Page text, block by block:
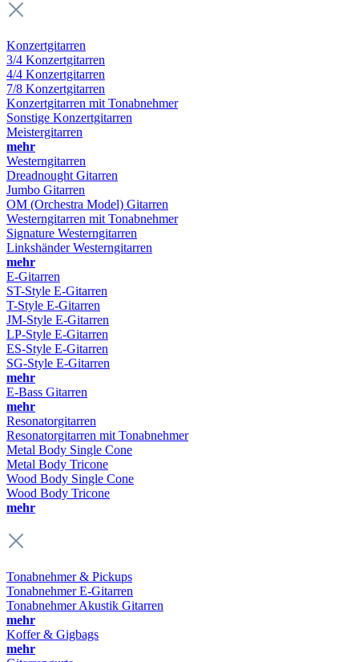
Konzertgitarren
3/4 Konzertgitarren
4/4 Konzertgitarren
7/8 Konzertgitarren
Konzertgitarren mit Tonabnehmer
Sonstige Konzertgitarren
Meistergitarren
mehr
Westerngitarren
Dreadnought Gitarren
Jumbo Gitarren
OM (Orchestra Model) Gitarren
Westerngitarren mit Tonabnehmer
Signature Westerngitarren
Linkshänder Westerngitarren
mehr
E-Gitarren
ST-Style E-Gitarren
T-Style E-Gitarren
JM-Style E-Gitarren
LP-Style E-Gitarren
ES-Style E-Gitarren
SG-Style E-Gitarren
mehr
E-Bass Gitarren
mehr
Resonatorgitarren
Resonatorgitarren mit Tonabnehmer
Metal Body Single Cone
Metal Body Tricone
Wood Body Single Cone
Wood Body Tricone
mehr
Tonabnehmer & Pickups
Tonabnehmer E-Gitarren
Tonabnehmer Akustik Gitarren
mehr
Koffer & Gigbags
mehr